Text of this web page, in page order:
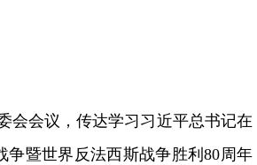
会会议，传达学习习近平总书记在
暨世界反法西斯战争胜利80周年